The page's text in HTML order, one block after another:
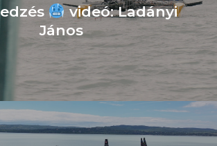
videó: Ladányi
János